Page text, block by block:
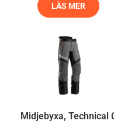
LÄS MER
Midjebyxa, Technical